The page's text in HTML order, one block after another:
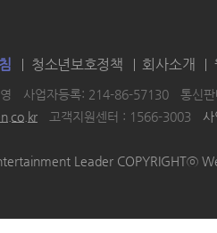
청소년보호정책 회사소개
사업자등록: 214-86-57130
통신
고객지원센터 : 1566-3003
Leader COPYRIGHTⓒ